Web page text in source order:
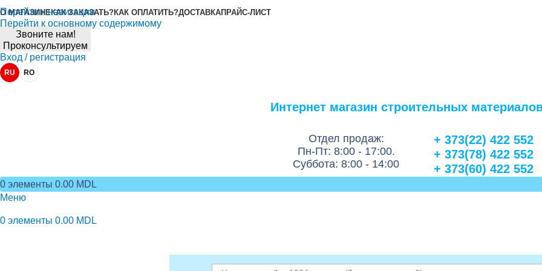
Перейти к навигации
Перейти к основному содержимому
О МАГАЗИНЕКАК ЗАКАЗАТЬ?КАК ОПЛАТИТЬ?ДОСТАВКАПРАЙС-ЛИСТ
Звоните нам!
Проконсультируем
Вход / регистрация
RU RO
Интернет магазин строительных
Отдел продаж:
Пн-Пт: 8:00 - 17:00.
Суббота: 8:00 - 14:00
+ 373(22) 422 552
+ 373(78) 422 552
+ 373(60) 422 552
0 элементы 0.00 MDL
Меню
0 элементы 0.00 MDL